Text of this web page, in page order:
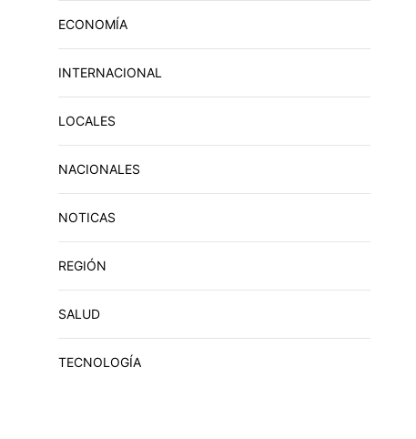
ECONOMÍA
INTERNACIONAL
LOCALES
NACIONALES
NOTICAS
REGIÓN
SALUD
TECNOLOGÍA